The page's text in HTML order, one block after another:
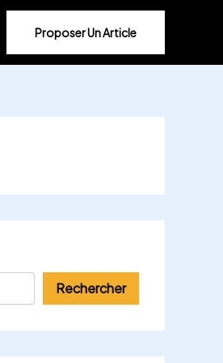
Proposer Un Article
Rechercher